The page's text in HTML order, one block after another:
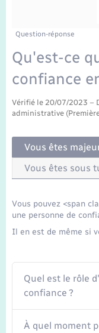
Mariage – PACS
Parrainage civil
Question-réponse
Qu'est-ce
confiance
Vérifié le 20/07/2023 –
administrative
Vous êtes
Vous êtes sous
Vous pouvez <span
une personne de
Il en est de même si
Quel est le rôle
confiance ?
À quel moment